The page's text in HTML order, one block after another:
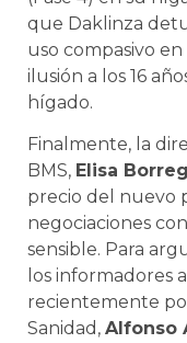
que Daklinza
uso compasivo
ilusión a los 16
hígado.
Finalmente, la
BMS, Elisa
precio del nuevo
negociaciones
sensible. Para
los informadores
recientemente
Sanidad, Alfonso